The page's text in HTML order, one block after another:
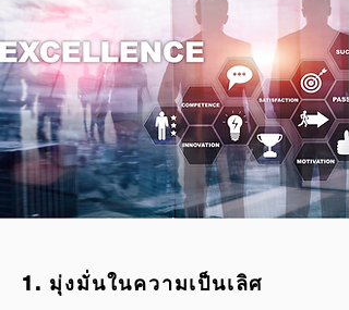
1. มุ่งมั่นในความเป็นเลิศ